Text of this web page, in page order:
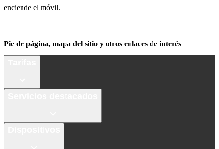
enciende el móvil.
Pie de página, mapa del sitio y otros enlaces de interés